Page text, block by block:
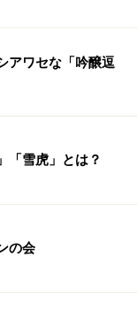
アワセな「吟醸逗
「雪虎」とは？
の会